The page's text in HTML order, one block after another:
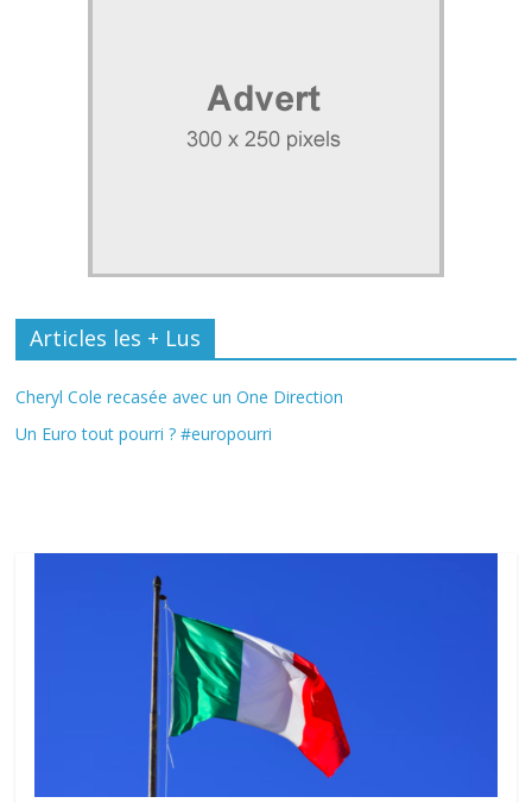
Articles les + Lus
Cheryl Cole recasée avec un One Direction
Un Euro tout pourri ? #europourri